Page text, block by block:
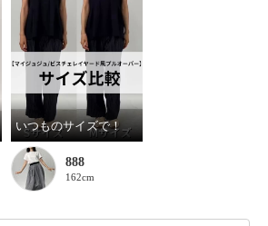
いつものサイズで！
888
162cm